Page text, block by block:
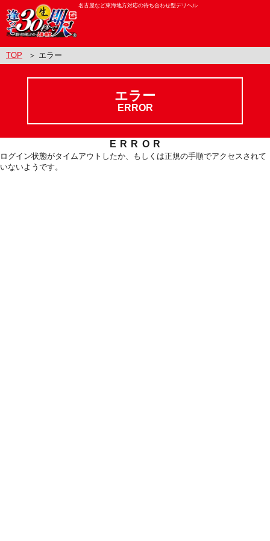
名古屋など東海地方対応の待ち合わせ型デリヘル
TOP ＞ エラー
エラー
ERROR
ERROR
ログイン状態がタイムアウトしたか、もしくは正規の手順でアクセスされて
いないようです。